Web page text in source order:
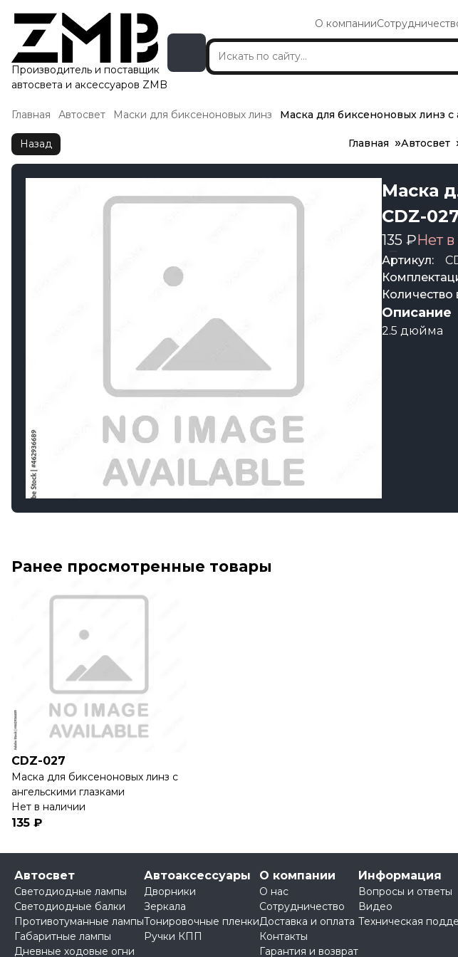
Производитель и поставщик
автосвета и аксессуаров ZMB
О компании
Главная Автосвет Маски для биксеноновых линз Маска для биксеноновых линз с
Назад Главная Автосвет
Маска
CDZ-
135 ₽Нет
Артикул:
Количество
Описание
2.5 дюйма
Ранее просмотренные товары
CDZ-027
Маска для биксеноновых линз с
ангельскими глазками
Нет в наличии
135 ₽
Автосвет
Светодиодные лампы
Светодиодные балки
Противотуманные лампы
Габаритные лампы
Дневные ходовые огни
Автоаксессуары
Дворники
Зеркала
Тонировочные пленки
Ручки КПП
О компании
О нас
Сотрудничество
Доставка и оплата
Контакты
Гарантия и возврат
Информация
Вопросы и ответы
Видео
Техническая